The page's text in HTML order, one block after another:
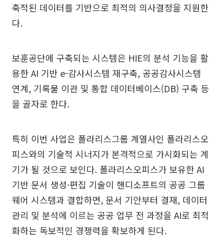
축적된 데이터를 기반으로 최적의 의사결정을 지원한
다.
보훈공단에 구축되는 시스템은 HIE의 분석 기능을 활
용한 AI 기반 e-감사시스템 재구축, 공공감사시스템
연계, 기록물 이관 및 통합 데이터베이스(DB) 구축 등
을 골자로 한다.
특히 이번 사업은 폴라리스그룹 계열사인 폴라리스오
피스와의 기술적 시너지가 본격적으로 가시화되는 계
기가 될 것으로 보인다. 폴라리스오피스가 보유한 AI
기반 문서 생성·편집 기술이 핸디소프트의 공공 그룹
웨어 시스템과 결합하면, 문서 기안부터 결재, 데이터
관리 및 분석에 이르는 공공 업무 전 과정을 AI로 최적
화하는 독보적인 경쟁력을 확보하게 된다.